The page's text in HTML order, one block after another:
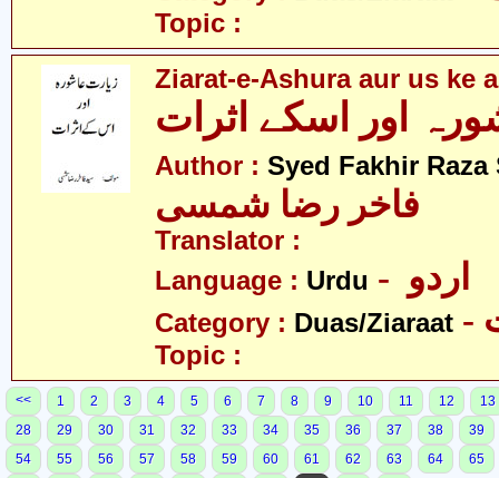
Topic :
Ziarat-e-Ashura aur us ke
Author : Syed Fakhir Raza
فاخر رضا شمسی
Translator :
Language : Urdu
Category : Duas/Ziaraat
Topic :
<< 1 2 3 4 5 6 7 8 9 10 11 12
13
28
29 30 31 32 33 34 35 36 37 38
39
54
55 56 57 58 59 60 61 62 63 64
65